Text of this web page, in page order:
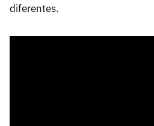
diferentes.